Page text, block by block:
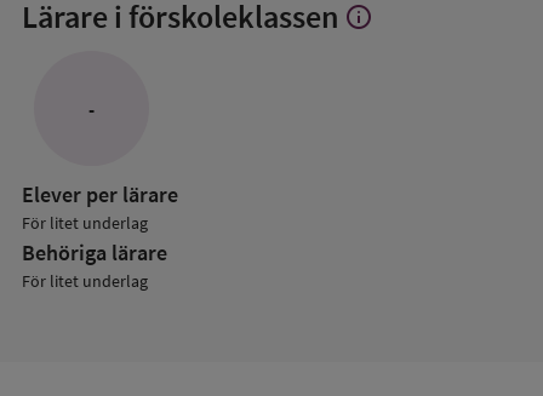
Lärare i förskoleklassen Visa
info
-
Elever per lärare
För litet underlag
Behöriga lärare
För litet underlag